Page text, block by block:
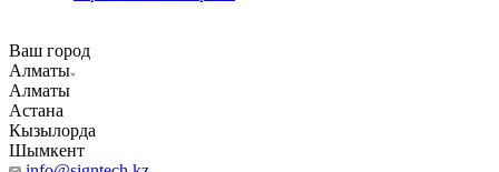
Ваш город
Алматы
Алматы
Астана
Кызылорда
Шымкент